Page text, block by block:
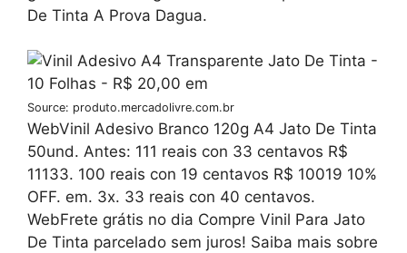
De Tinta A Prova Dagua.
Source: produto.mercadolivre.com.br
WebVinil Adesivo Branco 120g A4 Jato De Tinta
50und. Antes: 111 reais con 33 centavos R$
11133. 100 reais con 19 centavos R$ 10019 10%
OFF. em. 3x. 33 reais con 40 centavos.
WebFrete grátis no dia Compre Vinil Para Jato
De Tinta parcelado sem juros! Saiba mais sobre